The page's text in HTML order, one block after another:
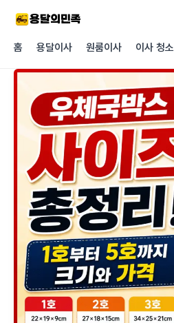
건너뛰기
홈
용달이사 원룸이사 이사 청소